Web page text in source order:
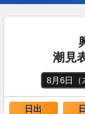
潮見
日出